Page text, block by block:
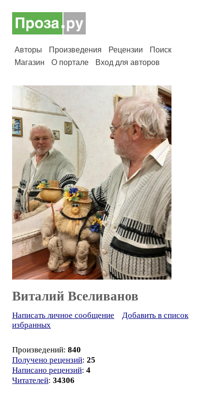
Авторы Произведения Рецензии
Поиск
Магазин
О портале Вход для авторов
Виталий Вселиванов
Написать личное сообщение
Добавить в список
избранных
Произведений: 840
Получено рецензий: 25
Написано рецензий: 4
Читателей: 34306